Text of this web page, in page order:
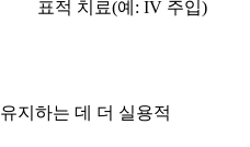
표적 치료(예: IV 주입)
지하는 데 더 실용적